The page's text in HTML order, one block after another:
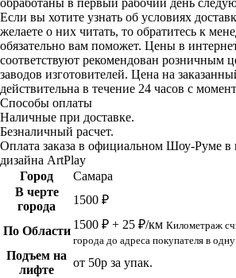
обработаны в первый рабочий день
Если вы хотите узнать об условиях
желаете о них читать, то обратитесь к
обязательно вам поможет. Цены в
соответствуют рекомендован розничным
заводов изготовителей. Цена на
действительна в течение 24 часов с
Способы оплаты
Наличные при доставке.
Безналичный расчет.
Оплата заказа в официальном Шоу-Руме в
дизайна ArtPlay
Город
Самара
В черте
города
1500 ₽
По Области 1500 ₽ + 25 ₽/км Километраж
города до адреса покупателя в
Подъем на
лифте
от 50р за упак.